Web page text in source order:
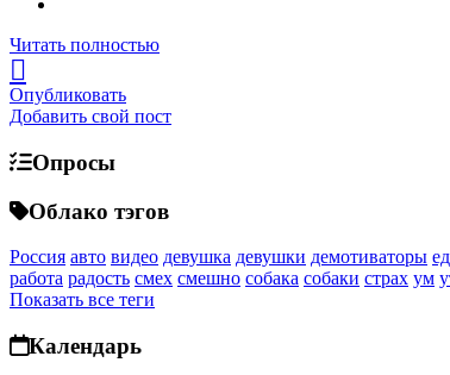
Читать полностью
Опубликовать
Добавить свой пост
Опросы
Облако тэгов
Россия авто видео девушка девушки демотиваторы
работа радость смех смешно собака собаки страх ум
Показать все теги
Календарь